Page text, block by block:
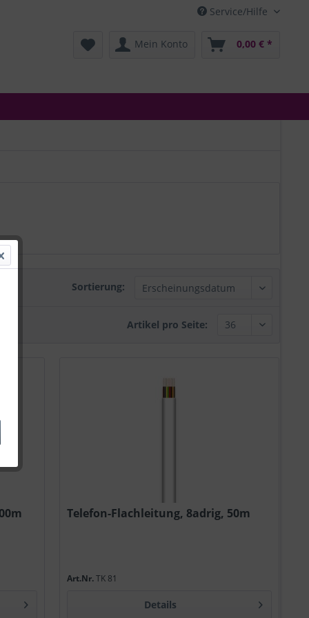
Service/Hilfe
Mein Konto 0,00 € *
Sortierung:
Artikel pro Seite:
Telefon-Flachleitung, 8adrig, 50m
Art.Nr.TK 81
Details